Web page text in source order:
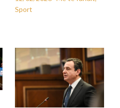
Sport